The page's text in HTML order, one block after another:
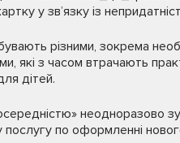
у зв’язку із
різними, зокрема
які з часом втрачають
дітей.
неодноразово
послугу по оформленні